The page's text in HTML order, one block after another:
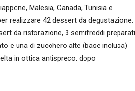
Malesia, Canada, Tunisia e
realizzare 42 dessert da degustazione.
da ristorazione, 3 semifreddi preparati
e una di zucchero alte (base inclusa)
in ottica antispreco, dopo